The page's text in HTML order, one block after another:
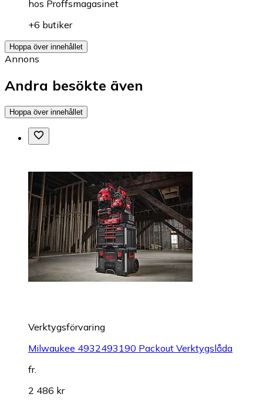
hos Proffsmagasinet
+6 butiker
Hoppa över innehållet
Annons
Andra besökte även
Hoppa över innehållet
Verktygsförvaring
Milwaukee 4932493190 Packout Verktygslåda
fr.
2 486 kr